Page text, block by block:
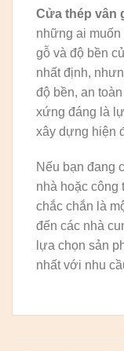
Cửa thép vân
những ai
gỗ và độ bền
nhất định,
độ bền, an
xứng đáng là
xây dựng hiện
Nếu bạn đang
nhà hoặc công
chắc chắn là
đến các nhà
lựa chọn sản
nhất với nhu